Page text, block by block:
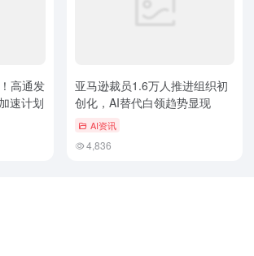
高通发
速计划
亚马逊裁员1.6万人推进组织初
创化，AI替代白领趋势显现
AI资讯
4,836